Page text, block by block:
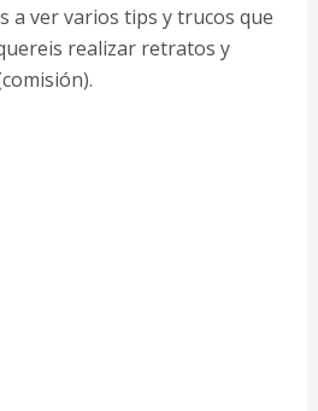
a ver varios tips y trucos que
realizar retratos y